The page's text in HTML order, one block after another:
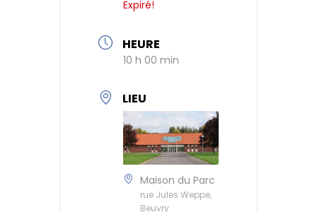
Expiré!
HEURE
10 h 00 min
LIEU
Maison du Parc
rue Jules Weppe,
Beuvry